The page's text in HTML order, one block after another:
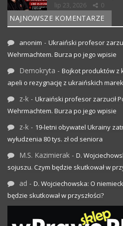
lip 23, 2026 0
NAJNOWSZE KOMENTARZE
anonim - Ukraiński profesor
Wehrmachtem. Burza po jego wpisie
Demokryta - Bojkot produktów z
apeli o rezygnację z ukraińskich marek
z-k - Ukraiński profesor zarzucił
Wehrmachtem. Burza po jego wpisie
z-k - 19-letni obywatel Ukrainy
wyłudzenia 80 tys. zł od seniora
M.S. Kazimierak - D.
sojuszu. Czym będzie skutkował w
ad - D. Wojciechowska: O
będzie skutkował w przyszłości?